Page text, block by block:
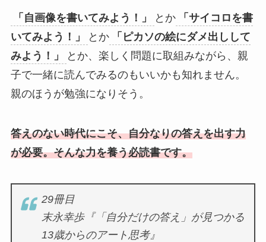
「自画像を書いてみよう！」 とか
「サイコロを書
いてみよう！」
とか
「ピカソの絵にダメ出しして
みよう！」
とか、楽しく問題に取組みながら、親
子で一緒に読んでみるのもいいかも知れません。
親のほうが勉強になりそう。
答えのない時代にこそ、自分なりの答えを出す力
が必要。そんな力を養う必読書です。
29冊目
末永幸歩『「自分だけの答え」が見つかる
13歳からのアート思考』